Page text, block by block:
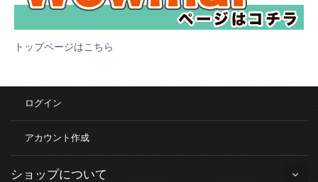
トップページはこちら
ログイン
アカウント作成
ショップについて